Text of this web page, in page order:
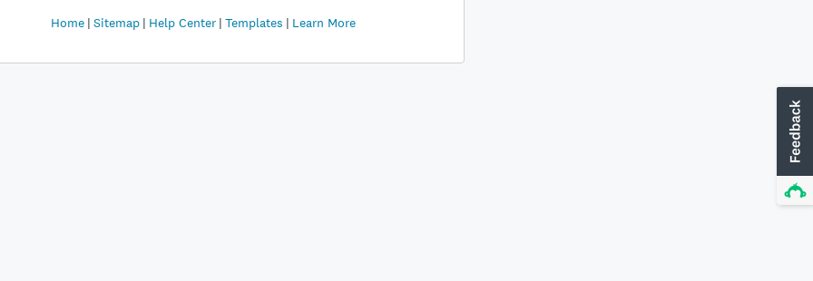
Home Sitemap Help Center Templates Learn More